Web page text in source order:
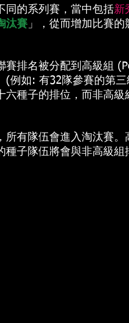
同的系列賽，當中包括新
汰賽 」，從而增加比賽的
賽排名被分配到高級組
(例如: 有32隊參賽的第
六種子的排位，而非高
所有隊伍會進入淘汰賽
種子隊伍將會與非高級組